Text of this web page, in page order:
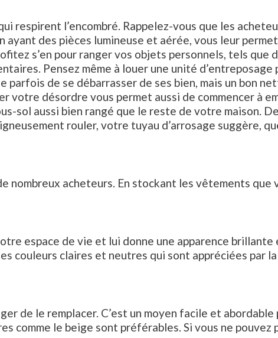
respirent l’encombré. Rappelez-vous que les
ayant des pièces lumineuse et aérée, vous leur
s’en pour ranger vos objets personnels, tels que
Pensez même à louer une unité d’entreposage
de se débarrasser de ses bien, mais un bon
votre désordre vous permet aussi de commencer à
sol aussi bien rangé que le reste de votre maison.
rouler, votre tuyau d’arrosage suggère,
nombreux acheteurs. En stockant les vêtements que
espace de vie et lui donne une apparence brillante
couleurs claires et neutres qui sont appréciées par
de le remplacer. C’est un moyen facile et
comme le beige sont préférables. Si vous ne pouvez